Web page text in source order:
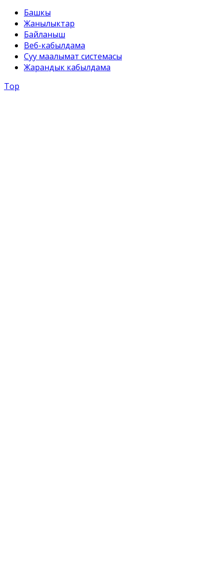
Башкы
Жанылыктар
Байланыш
Веб-кабылдама
Суу маалымат системасы
Жарандык кабылдама
Top